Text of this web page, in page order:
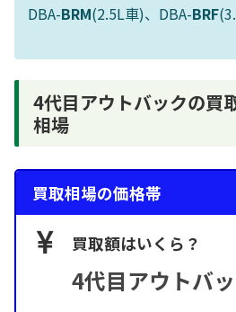
DBA-BRM(2.5L車)、DBA-BRF
4代目アウトバックの買
相場
買取相場の価格帯
買取額はいくら？
4代目アウトバ